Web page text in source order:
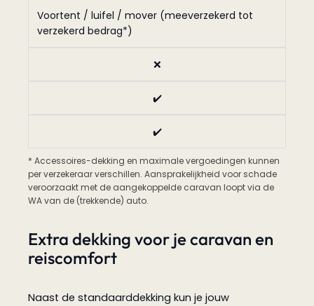
Voortent / luifel / mover (meeverzekerd tot
verzekerd bedrag*)
❌
✔️
✔️
* Accessoires-dekking en maximale vergoedingen kunnen
per verzekeraar verschillen. Aansprakelijkheid voor schade
veroorzaakt met de aangekoppelde caravan loopt via de
WA van de (trekkende) auto.
Extra dekking voor je caravan en
reiscomfort
Naast de standaarddekking kun je jouw